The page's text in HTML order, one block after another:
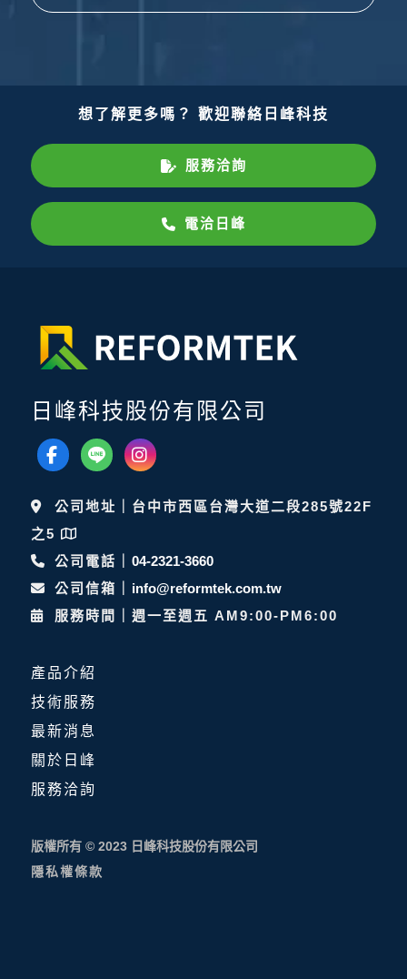
想了解更多嗎？ 歡迎聯絡日峰科技
服務洽詢
電洽日峰
日峰科技股份有限公司
公司地址｜台中市西區台灣大道二段285號22F
之5
公司電話｜ 04-2321-3660
公司信箱｜ info@reformtek.com.tw
服務時間｜週一至週五 AM9:00-PM6:00
產品介紹
技術服務
最新消息
關於日峰
服務洽詢
版權所有 © 2023 日峰科技股份有限公司
隱私權條款